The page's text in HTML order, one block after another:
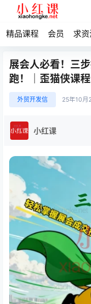
精品课程 会员 求
展会人必看！三
跑！｜歪猫侠课
外贸开发信 25年10月
小红课